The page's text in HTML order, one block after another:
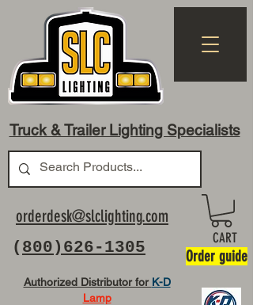
Truck & Trailer Lighting Specialists
( 800)626-1305
orderdesk@slclighting.com
Authorized Distributor for K-D
Lamp
CART
Order guide